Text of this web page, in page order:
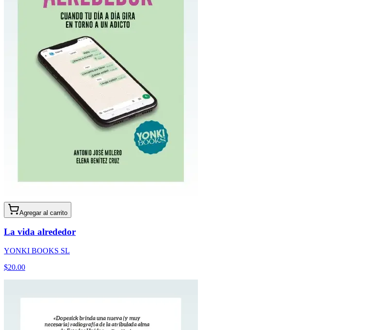
Agregar al carrito
La vida alrededor
YONKI BOOKS SL
$20.00